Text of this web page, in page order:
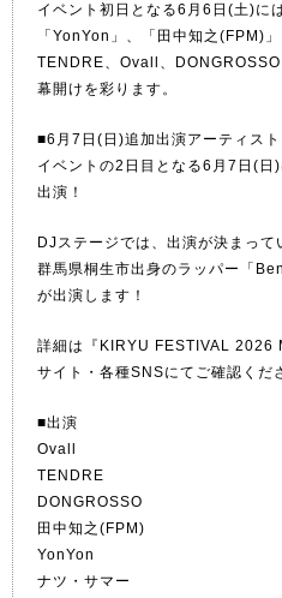
イベント初日となる6月6日(土)に
「YonYon」、「田中知之(FPM)」
TENDRE、Ovall、
幕開けを彩ります。
■6月7日(日)追加出演アーティスト
イベントの2日目となる6月7日(
出演！
DJステージでは、出演が決まっ
群馬県桐生市出身のラッパー「
が出演します！
詳細は『KIRYU FESTIVAL 2026
サイト・各種SNSにてご確認くだ
■出演
Ovall
TENDRE
DONGROSSO
田中知之(FPM)
YonYon
ナツ・サマー